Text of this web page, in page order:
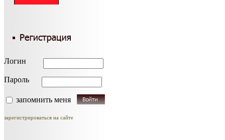
Логин
Пароль
запомнить меня
зарегистрироваться на сайте